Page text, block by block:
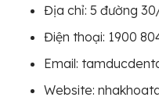
Địa chỉ: 5 đường
Điện thoại: 1900
Email:
Website: